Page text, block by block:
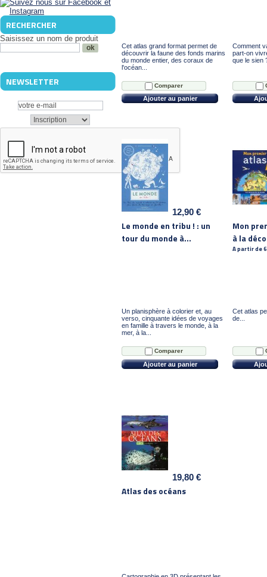
RECHERCHER
Saisissez un nom de produit
NEWSLETTER
Cet atlas grand format permet de
découvrir la faune des fonds marins
du monde entier, des coraux de
l'océan...
Comparer
Ajouter au panier
Comment
part-on
que le sien
12,90 €
Le monde en tribu ! : un
tour du monde à...
Un planisphère à colorier et, au
verso, cinquante idées de voyages
en famille à travers le monde, à la
mer, à la...
Comparer
Ajouter au panier
Mon
à la
A partir de
Cet atlas
de...
19,80 €
Atlas des océans